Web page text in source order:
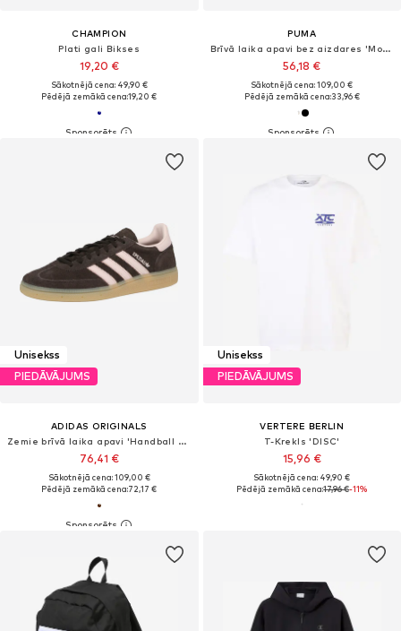
CHAMPION
Plati gali Bikses
19,20 €
Sākotnējā cena: 49,90 €
Pēdējā zemākā cena:19,20 €
PUMA
Brīvā laika apavi bez aizdares 'Mostro Move'
56,18 €
Sākotnējā cena: 109,00 €
Pēdējā zemākā cena:33,96 €
Unisekss
PIEDĀVĀJUMS
ADIDAS ORIGINALS
Zemie brīvā laika apavi 'Handball Spezial'
76,41 €
Sākotnējā cena: 109,00 €
Pēdējā zemākā cena:72,17 €
Unisekss
PIEDĀVĀJUMS
VERTERE BERLIN
T-Krekls 'DISC'
15,96 €
Sākotnējā cena: 49,90 €
Pēdējā zemākā cena:17,96 €-11%